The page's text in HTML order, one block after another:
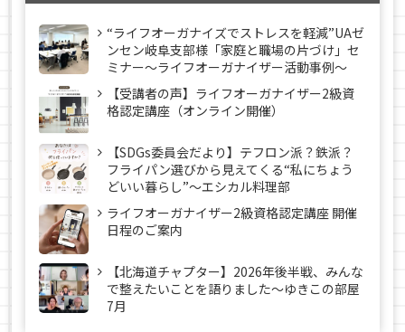
“ライフオーガナイズでストレスを軽減”UAゼ
ンセン岐阜支部様「家庭と職場の片づけ」セ
ミナー～ライフオーガナイザー活動事例〜
【受講者の声】ライフオーガナイザー2級資
格認定講座（オンライン開催）
【SDGs委員会だより】テフロン派？鉄派？
フライパン選びから見えてくる“私にちょう
どいい暮らし”～エシカル料理部
ライフオーガナイザー2級資格認定講座 開催
日程のご案内
【北海道チャプター】2026年後半戦、みんな
で整えたいことを語りました～ゆきこの部屋
7月